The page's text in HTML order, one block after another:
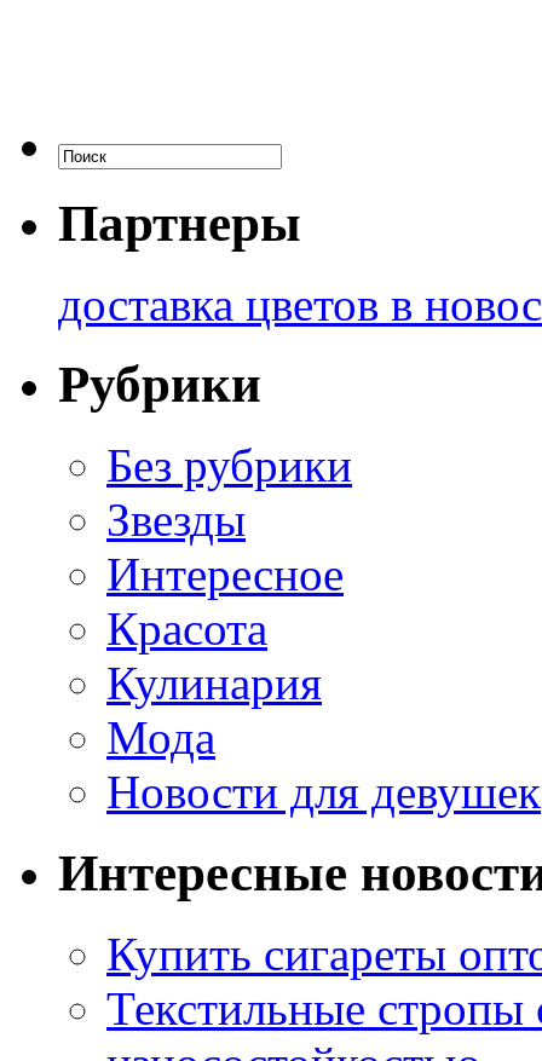
Партнеры
доставка цветов в
Рубрики
Без рубрики
Звезды
Интересное
Красота
Кулинария
Мода
Новости для девушек
Интересные
Купить сигареты
Текстильные